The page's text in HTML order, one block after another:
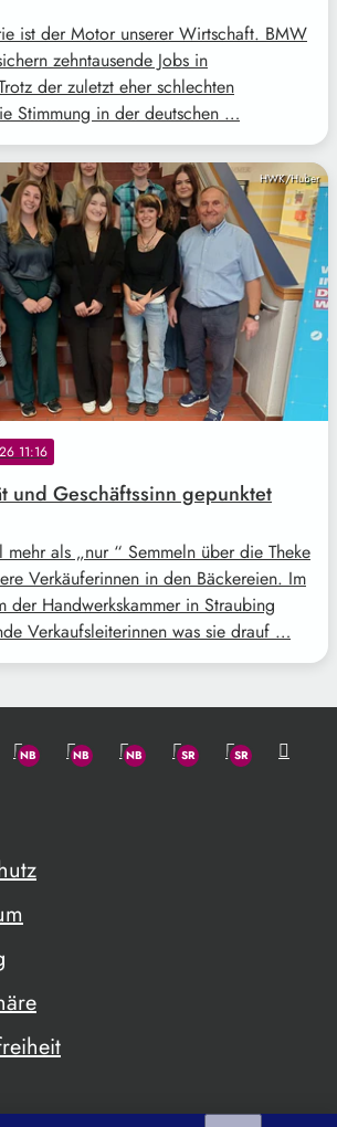
ist der Motor unserer Wirtschaft. BMW
zehntausende Jobs in
der zuletzt eher schlechten
Stimmung in der deutschen …
HWK/Huber
11:16
und Geschäftssinn gepunktet
mehr als „nur “ Semmeln über die Theke
Verkäuferinnen in den Bäckereien. Im
der Handwerkskammer in Straubing
Verkaufsleiterinnen was sie drauf …